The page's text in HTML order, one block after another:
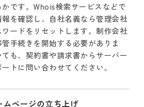
です。Whois検索サービスなどで
報を確認し、自社名義なら管理会社
ードをリセットします。制作会社
手続きを開始する必要がありま
も、契約書や請求書からサーバー
トに問い合わせてください。
ムページの立ち上げ